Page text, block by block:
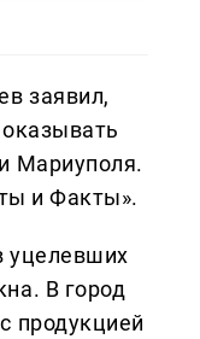
заявил,
Мариуполя.
и Факты».
уцелевших
В город
продукцией